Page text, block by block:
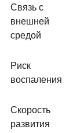
Связь с
внешней
средой
Риск
воспаления
Скорость
развития